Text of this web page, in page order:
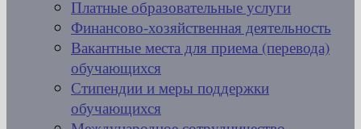
Платные образовательные услуги
Финансово-хозяйственная деятельность
Вакантные места для приема (перевода)
обучающихся
Стипендии и меры поддержки
обучающихся